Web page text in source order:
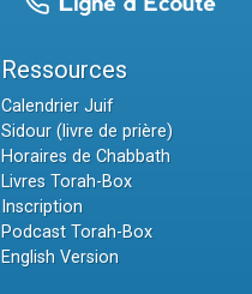
Ressources
Calendrier Juif
Sidour (livre de prière)
Horaires de Chabbath
Livres Torah-Box
Inscription
Podcast Torah-Box
English Version